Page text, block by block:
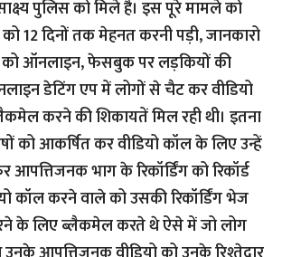
साक्ष्य पुलिस को मिले है। इस पूरे मामले को
12 दिनों तक मेहनत करनी पड़ी, जानकारो
को ऑनलाइन, फेसबुक पर लड़कियों की
डेटिंग एप में लोगों से चैट कर वीडियो
करने की शिकायतें मिल रही थी। इतना
को आकर्षित कर वीडियो कॉल के लिए उन्हें
भाग के रिकॉर्डिंग को रिकॉर्ड
कॉल करने वाले को उसकी रिकॉर्डिंग भेज
के लिए ब्लैकमेल करते थे ऐसे में जो लोग